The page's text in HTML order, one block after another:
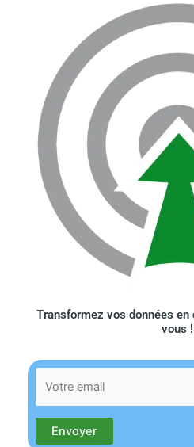
Transformez vos données
vous !​